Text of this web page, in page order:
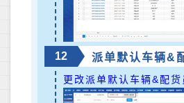
12 派单默认车辆&
更改派单默认车辆&配货